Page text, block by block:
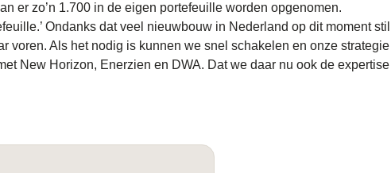
er zo’n 1.700 in de eigen portefeuille worden opgenomen.
Ondanks dat veel nieuwbouw in Nederland op dit moment stil
voren. Als het nodig is kunnen we snel schakelen en onze strategie
New Horizon, Enerzien en DWA. Dat we daar nu ook de expertise